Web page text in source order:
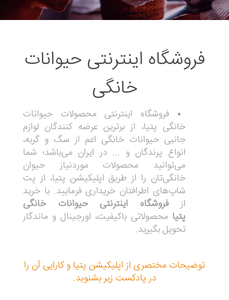
فروشگاه اینترنتی حیوانات
خانگی
فروشگاه اینترنتی محصولات حیوانات
خانگی پتیا، از برترین عرضه کنندگان لوازم
جانبی حیوانات خانگی اعم از سگ و گربه،
انواع پرندگان و ... در ایران می‌باشد؛ شما
می‌توانید محصولات موردنیاز حیوان
خانگی‌تان را از طریق اپلیکیشن پتیا، از پت
شاپ‌های اطرافتان خریداری فرمایید. با خرید
ازفروشگاه اینترنتی حیوانات خانگی
پتیا محصولاتی باکیفیت، اورجینال و ماندگار
تحویل بگیرید.
توضیحات مختصری از اپلیکیشن پتیا و کارایی آن را
در پادکست زیر بشنوید.